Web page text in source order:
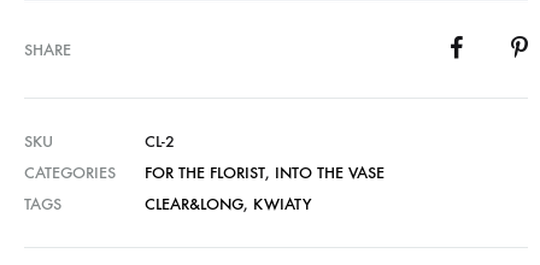
SHARE
SKU
CL-2
CATEGORIES
FOR THE FLORIST, INTO THE VASE
TAGS
CLEAR&LONG, KWIATY